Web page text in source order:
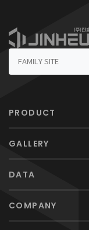
PRODUCT
GALLERY
DATA
COMPANY